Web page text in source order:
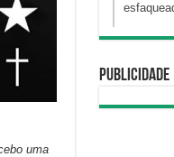
uma
Publicidade